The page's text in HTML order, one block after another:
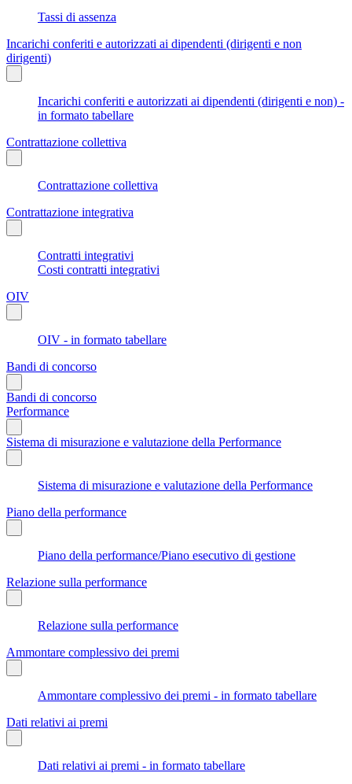
Tassi di assenza
Incarichi conferiti e autorizzati ai dipendenti (dirigenti e non
dirigenti)
Incarichi conferiti e autorizzati ai dipendenti (dirigenti e non) -
in formato tabellare
Contrattazione collettiva
Contrattazione collettiva
Contrattazione integrativa
Contratti integrativi
Costi contratti integrativi
OIV
OIV - in formato tabellare
Bandi di concorso
Bandi di concorso
Performance
Sistema di misurazione e valutazione della Performance
Sistema di misurazione e valutazione della Performance
Piano della performance
Piano della performance/Piano esecutivo di gestione
Relazione sulla performance
Relazione sulla performance
Ammontare complessivo dei premi
Ammontare complessivo dei premi - in formato tabellare
Dati relativi ai premi
Dati relativi ai premi - in formato tabellare